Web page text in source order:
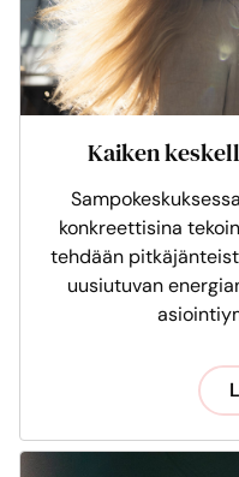
Kaiken
konkreettisina
tehdään
uusiutuvan